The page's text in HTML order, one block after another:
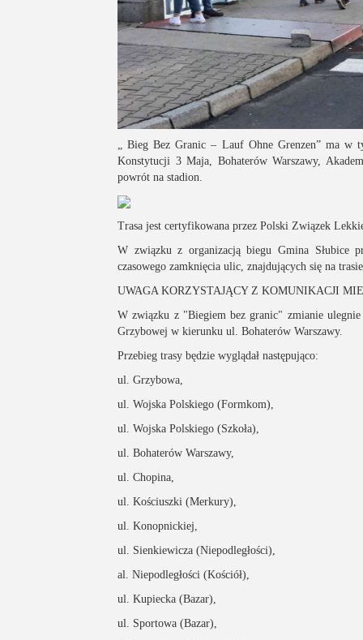
„ Bieg Bez Granic – Lauf Ohne Grenzen” ma w
Konstytucji 3 Maja, Bohaterów Warszawy,
powrót na stadion.
Trasa jest certyfikowana przez Polski Związek
W związku z organizacją biegu Gmina Słubice
czasowego zamknięcia ulic, znajdujących się na
UWAGA KORZYSTAJĄCY Z KOMUNIKACJI
W związku z "Biegiem bez granic" zmianie
Grzybowej w kierunku ul. Bohaterów Warszawy.
Przebieg trasy będzie wyglądał następująco:
ul. Grzybowa,
ul. Wojska Polskiego (Formkom),
ul. Wojska Polskiego (Szkoła),
ul. Bohaterów Warszawy,
ul. Chopina,
ul. Kościuszki (Merkury),
ul. Konopnickiej,
ul. Sienkiewicza (Niepodległości),
al. Niepodległości (Kościół),
ul. Kupiecka (Bazar),
ul. Sportowa (Bazar),